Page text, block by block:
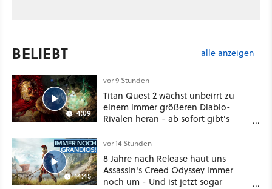
BELIEBT alle anzeigen
4:09
vor 9 Stunden
Titan Quest 2 wächst unbeirrt zu
einem immer größeren Diablo-
Rivalen heran - ab sofort gibt's
Klasse
14:45
vor 14 Stunden
8 Jahre nach Release haut uns
Assassin's Creed Odyssey immer
noch um - Und ist jetzt sogar